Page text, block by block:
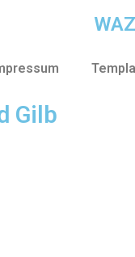
Gilb